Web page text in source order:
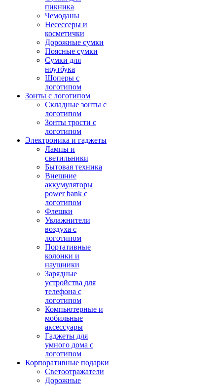
пикника
Чемоданы
Несессеры и
косметички
Дорожные сумки
Поясные сумки
Сумки для
ноутбука
Шоперы с
логотипом
Зонты с логотипом
Складные зонты с
логотипом
Зонты трости с
логотипом
Электроника и гаджеты
Лампы и
светильники
Бытовая техника
Внешние
аккумуляторы
power bank с
логотипом
Флешки
Увлажнители
воздуха с
логотипом
Портативные
колонки и
наушники
Зарядные
устройства для
телефона с
логотипом
Компьютерные и
мобильные
аксессуары
Гаджеты для
умного дома с
логотипом
Корпоративные подарки
Светоотражатели
Дорожные